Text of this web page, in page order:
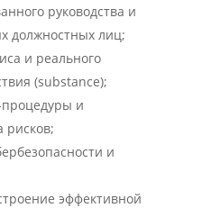
руководства и
должностных лиц;
и реального
(substance);
процедуры и
рисков;
и
эффективной